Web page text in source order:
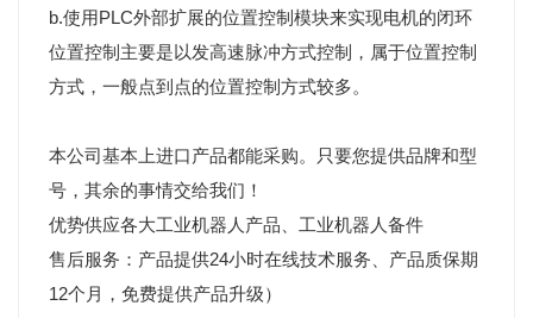
b.使用PLC外部扩展的位置控制模块来实现电机的闭环
位置控制主要是以发高速脉冲方式控制，属于位置控制
方式，一般点到点的位置控制方式较多。
本公司基本上进口产品都能采购。只要您提供品牌和型
号，其余的事情交给我们！
优势供应各大工业机器人产品、工业机器人备件
售后服务：产品提供24小时在线技术服务、产品质保期
12个月，免费提供产品升级）